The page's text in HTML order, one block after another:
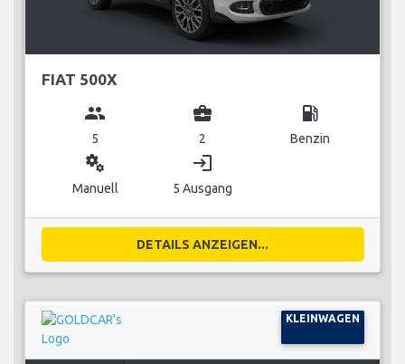
FIAT 500X
group
5
business_center
2
local_gas_station
Benzin
miscellaneous_services
Manuell
login
5 Ausgang
DETAILS ANZEIGEN...
KLEINWAGEN